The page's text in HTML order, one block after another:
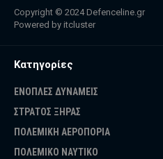
Copyright © 2024 Defenceline.gr
Powered by itcluster
Κατηγορίες
ΕΝΟΠΛΕΣ ΔΥΝΑΜΕΙΣ
ΣΤΡΑΤΟΣ ΞΗΡΑΣ
ΠΟΛΕΜΙΚΗ ΑΕΡΟΠΟΡΙΑ
ΠΟΛΕΜΙΚΟ ΝΑΥΤΙΚΟ